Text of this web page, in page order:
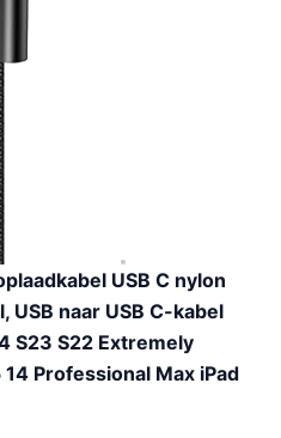
USB C nylon
USB naar USB C-kabel
S23 S22 Extremely
Professional Max iPad